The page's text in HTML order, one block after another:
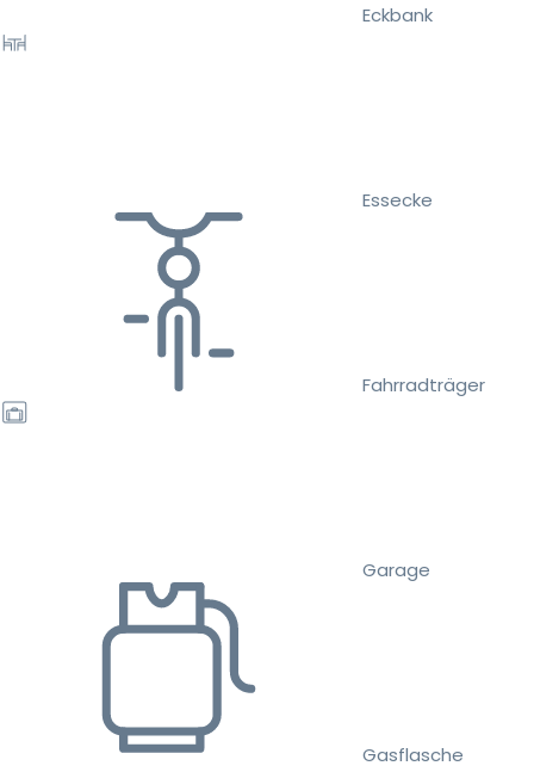
Eckbank
Essecke
Fahrradträger
Garage
Gasflasche